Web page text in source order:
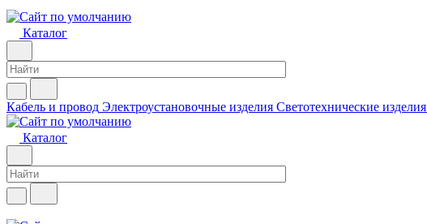
Каталог
Кабель и провод Электроустановочные изделия Светотехнические изделия
Каталог